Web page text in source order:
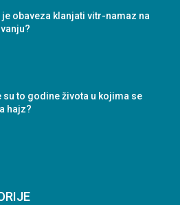
je obaveza klanjati vitr-namaz na
su to godine života u kojima se
hajz?